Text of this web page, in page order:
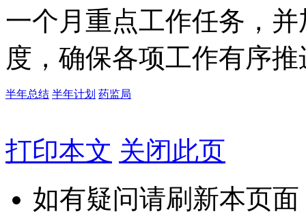
一个月重点工作任务，
度，确保各项工作有序
半年总结 半年计划 药监局
打印本文 关闭此页
如有疑问请刷新本页